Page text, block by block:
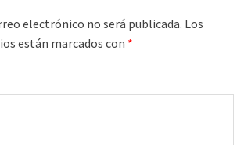
electrónico no será publicada. Los
están marcados con *